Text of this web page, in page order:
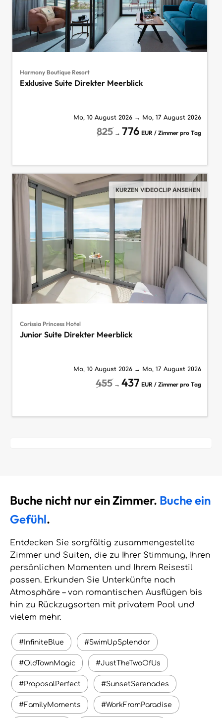
Harmony Boutique Resort
Exklusive Suite Direkter Meerblick
Mo, 10 August 2026 → Mo, 17 August 2026
825 → 776 EUR / Zimmer pro Tag
Corissia Princess Hotel
Junior Suite Direkter Meerblick
Mo, 10 August 2026 → Mo, 17 August 2026
455 →437 EUR / Zimmer pro Tag
KURZEN VIDEOCLIP ANSEHEN
Buche nicht nur ein Zimmer. Buche ein
Gefühl.
Entdecken Sie sorgfältig zusammengestellte
Zimmer und Suiten, die zu Ihrer Stimmung, Ihren
persönlichen Momenten und Ihrem Reisestil
passen. Erkunden Sie Unterkünfte nach
Atmosphäre – von romantischen Ausflügen bis
hin zu Rückzugsorten mit privatem Pool und
vielem mehr.
#InfiniteBlue #SwimUpSplendor
#OldTownMagic #JustTheTwoOfUs
#ProposalPerfect #SunsetSerenades
#FamilyMoments #WorkFromParadise